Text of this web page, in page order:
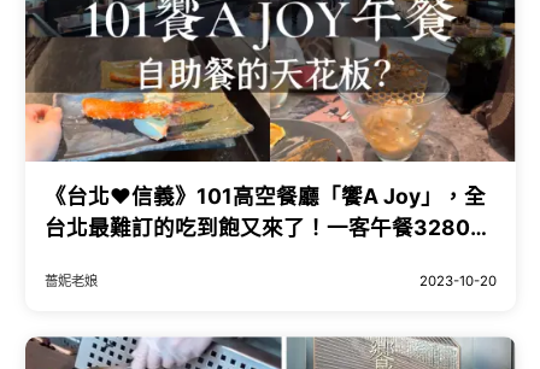
《台北❤️信義》101高空餐廳「饗A Joy」，全
台北最難訂的吃到飽又來了！一客午餐3280值
吃！
薔妮老娘 2023-10-20